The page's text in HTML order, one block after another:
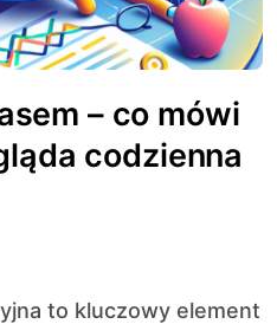
– co mówi
codzienna